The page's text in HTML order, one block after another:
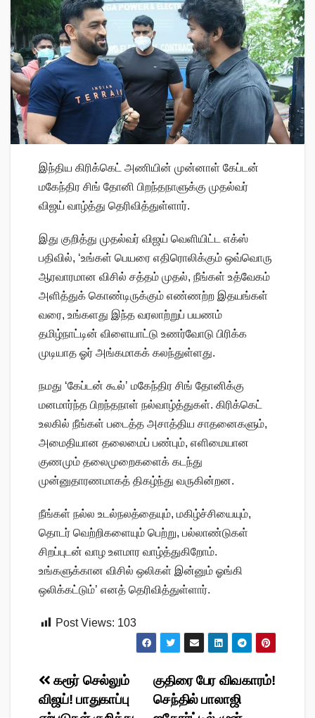
இந்திய கிரிக்கெட் அணியின் முன்னாள் கேப்டன்
மகேந்திர சிங் தோனி பிறந்தநாளுக்கு முதல்வர்
விஜய் வாழ்த்து தெரிவித்துள்ளார்.
இது குறித்து முதல்வர் விஜய் வெளியிட்ட எக்ஸ்
பதிவில், ‘உங்கள் பெயரை எதிரொலிக்கும் ஒவ்வொரு
ஆரவாரமான விசில் சத்தம் முதல், நீங்கள் உத்வேகம்
அளித்துக் கொண்டிருக்கும் எண்ணற்ற இதயங்கள்
வரை, உங்களது இந்த வரலாற்றுப் பயணம்
தமிழ்நாட்டின் விளையாட்டு உணர்வோடு பிரிக்க
முடியாத ஓர் அங்கமாகக் கலந்துள்ளது.
நமது ‘கேப்டன் கூல்’ மகேந்திர சிங் தோனிக்கு
மனமார்ந்த பிறந்தநாள் நல்வாழ்த்துகள். கிரிக்கெட்
உலகில் நீங்கள் படைத்த அசாத்திய சாதனைகளும்,
அமைதியான தலைமைப் பண்பும், எளிமையான
குணமும் தலைமுறைகளைக் கடந்து
முன்னுதாரணமாகத் திகழ்ந்து வருகின்றன.
நீங்கள் நல்ல உடல்நலத்தையும், மகிழ்ச்சியையும்,
தொடர் வெற்றிகளையும் பெற்று, பல்லாண்டுகள்
சிறப்புடன் வாழ உளமார வாழ்த்துகிறோம்.
உங்களுக்கான விசில் ஒலிகள் இன்னும் ஓங்கி
ஒலிக்கட்டும்’ எனத் தெரிவித்துள்ளார்.
Post Views: 103
Post
குதிரை பேர விவகாரம்!
செந்தில் பாலாஜி
கரூர் செல்லும்
விஜய்! பாதுகாப்பு